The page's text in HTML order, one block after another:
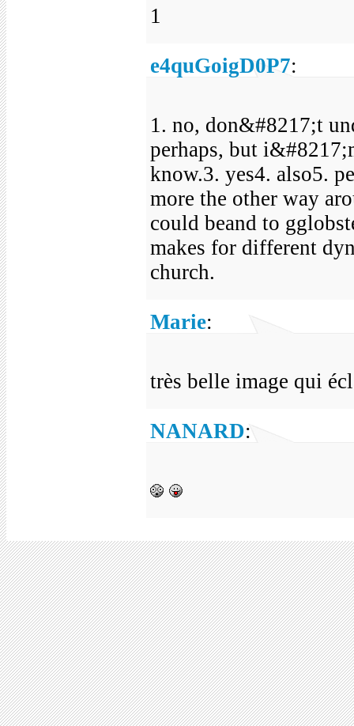
1
e4quGoigD0P7:
1. no, don&#8217;t
perhaps, but
know.3. yes4. also5.
more the other way
could beand to
makes for different
church.
Marie:
très belle image qui
NANARD: